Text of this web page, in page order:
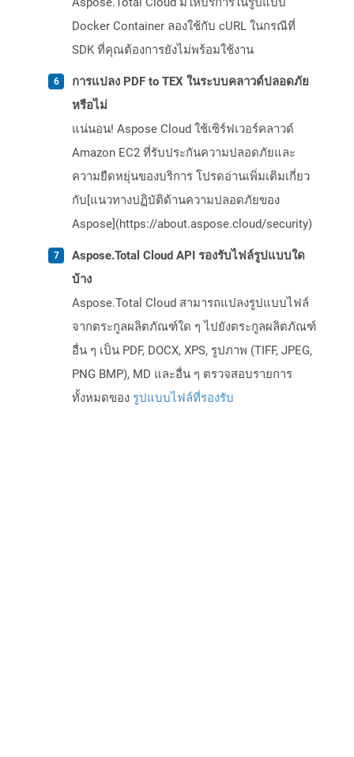
Docker Container ลองใช้กับ cURL ในกรณีที่
SDK ที่คุณต้องการยังไม่พร้อมใช้งาน
การแปลง PDF to TEX ในระบบคลาวด์ปลอดภัย
หรือไม่
แน่นอน! Aspose Cloud ใช้เซิร์ฟเวอร์คลาวด์
Amazon EC2 ที่รับประกันความปลอดภัยและ
ความยืดหยุ่นของบริการ โปรดอ่านเพิ่มเติมเกี่ยว
กับ[แนวทางปฏิบัติด้านความปลอดภัยของ
Aspose](https://about.aspose.cloud/security)
Aspose.Total Cloud API รองรับไฟล์รูปแบบใด
บ้าง
Aspose.Total Cloud สามารถแปลงรูปแบบไฟล์
จากตระกูลผลิตภัณฑ์ใด ๆ ไปยังตระกูลผลิตภัณฑ์
อื่น ๆ เป็น PDF, DOCX, XPS, รูปภาพ (TIFF, JPEG,
PNG BMP), MD และอื่น ๆ ตรวจสอบรายการ
ทั้งหมดของ รูปแบบไฟล์ที่รองรับ